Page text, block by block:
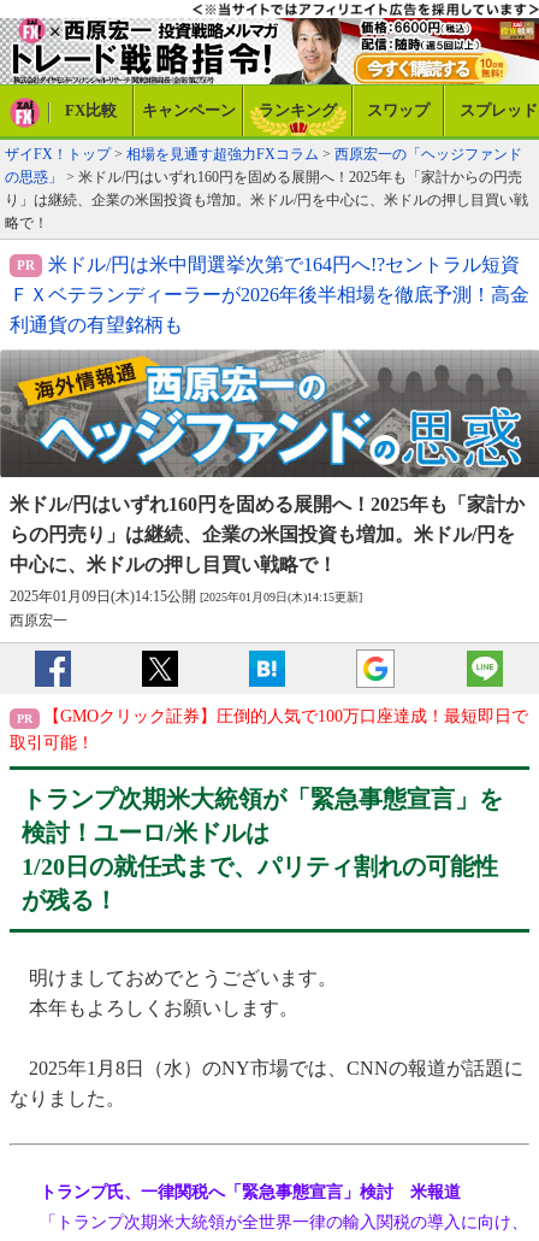
FX比較 キャンペーン ランキング スワップ スプレッド
ザイFX！トップ> 相場を見通す超強力FXコラム > 西原宏一の「ヘッジファンド
の思惑」
> 米ドル/円はいずれ160円を固める展開へ！2025年も「家計からの円売
り」は継続、企業の米国投資も増加。米ドル/円を中心に、米ドルの押し目買い戦
略で！
米ドル/円は米中間選挙次第で164円へ!?セントラル短資
ＦＸベテランディーラーが2026年後半相場を徹底予測！高金
利通貨の有望銘柄も
米ドル/円はいずれ160円を固める展開へ！2025年も
「家計か
らの円売り」は継続、企業の米国投資も増加。 米ドル/円を
中心に、米ドルの押し目買い戦略で！
2025年01月09日(木)14:15公開 [2025年01月09日(木)14:15更新]
西原宏一
【GMOクリック証券】圧倒的人気で100万口座達成！最短即日で
取引可能！
トランプ次期米大統領が「緊急事態宣言」を
検討！ユーロ/米ドルは
1/20日の就任式まで、パリティ割れの可能性
が残る！
明けましておめでとうございます。
本年もよろしくお願いします。
2025年1月8日（水）のNY市場では、CNNの報道が話題に
なりました。
トランプ氏、一律関税へ「緊急事態宣言」検討 米報道
「トランプ次期米大統領が全世界一律の輸入関税の導入に向け、